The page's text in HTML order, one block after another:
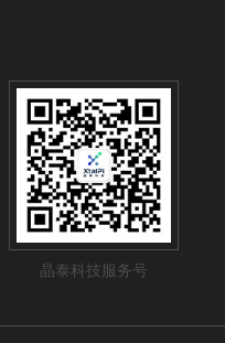
晶泰科技服务号